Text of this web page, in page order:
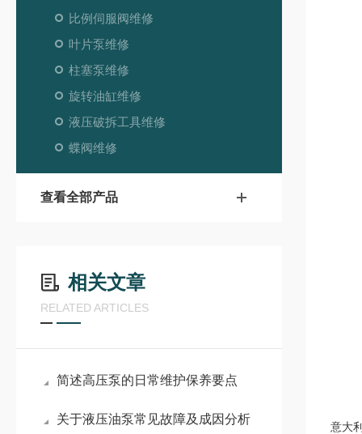
比例伺服阀维修
叶片泵维修
柱塞泵维修
旋转油缸维修
液压破拆工具维修
蝶阀维修
查看全部产品
相关文章
RELATED ARTICLES
简述高压泵的日常维护保养要点
关于液压油泵常见故障及成因分析
意大